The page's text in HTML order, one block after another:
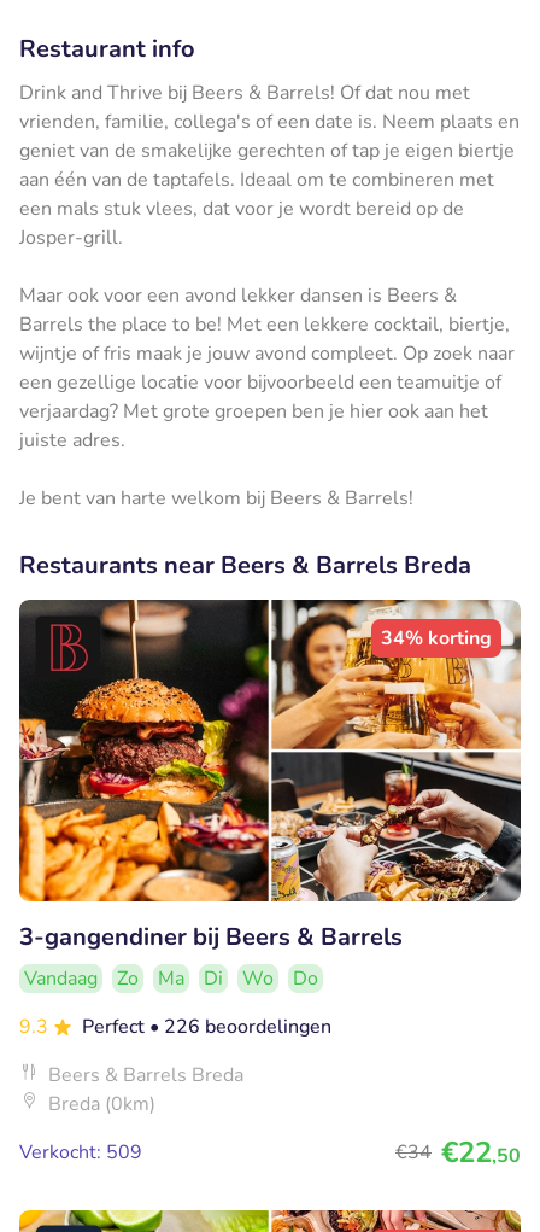
Restaurant info
Drink and Thrive bij Beers & Barrels! Of dat nou met
vrienden, familie, collega's of een date is. Neem plaats en
geniet van de smakelijke gerechten of tap je eigen biertje
aan één van de taptafels. Ideaal om te combineren met
een mals stuk vlees, dat voor je wordt bereid op de
Josper-grill.
Maar ook voor een avond lekker dansen is Beers &
Barrels the place to be! Met een lekkere cocktail, biertje,
wijntje of fris maak je jouw avond compleet. Op zoek naar
een gezellige locatie voor bijvoorbeeld een teamuitje of
verjaardag? Met grote groepen ben je hier ook aan het
juiste adres.
Je bent van harte welkom bij Beers & Barrels!
Restaurants near Beers & Barrels Breda
34% korting
3-gangendiner bij Beers & Barrels
Vandaag Zo Ma Di Wo
Do
9.3
Perfect • 226 beoordelingen
Beers & Barrels Breda
Breda (0km)
Verkocht: 509
€34 €22,50